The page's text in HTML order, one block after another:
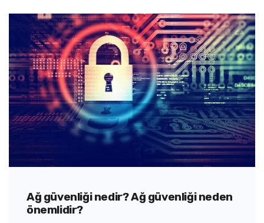
Ağ güvenliği nedir? Ağ güvenliği neden
önemlidir?